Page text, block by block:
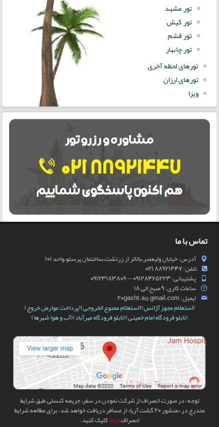
تور مشهد
تور کیش
تور قشم
تور چابهار
تورهای لحظه آخری
تورهای ارزان
ویزا
تماس با ما
آدرس: خیابان ولیعصر،بالاتر از زرتشت،ساختمان پرستو،واحد 101
تلفن: 88921447 021
پشتیبانی: 09128465223 — 09123183809
ساعات کاری: 9 صبح الی 18
ایمیل: 20gasht.a@ gmail.com
(استعلام مجوز آژانس)(استعلام ممنوع الخروجی)(پرداخت عوارض خروج)
(تابلو فرودگاه امام خمینی)(تابلو فرودگاه مهرآباد)(آب و هوا شهرها)
توجه: در صورت انصراف از شرکت نمودن در سفر، جریمه کنسلی طبق شرایط
مندرج در «منشور 20 گشت آریا» از مسافر دریافت خواهد شد. برای مطالعه شرایط
انصرافاینجاکلیک کنید.